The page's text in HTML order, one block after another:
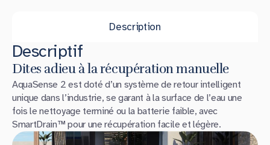
Description
Descriptif
Dites adieu à la récupération manuelle
AquaSense 2 est doté d’un système de retour intelligent
unique dans l’industrie, se garant à la surface de l’eau une
fois le nettoyage terminé ou la batterie faible, avec
SmartDrain™ pour une récupération facile et légère.